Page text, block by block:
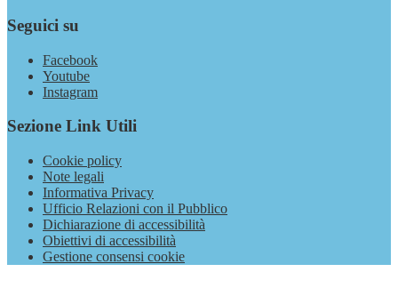
Seguici su
Facebook
Youtube
Instagram
Sezione Link Utili
Cookie policy
Note legali
Informativa Privacy
Ufficio Relazioni con il Pubblico
Dichiarazione di accessibilità
Obiettivi di accessibilità
Gestione consensi cookie